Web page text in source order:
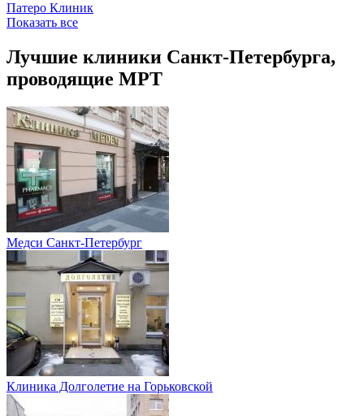
Патеро Клиник
Показать все
Лучшие клиники Санкт-Петербурга,
проводящие МРТ
Медси Санкт-Петербург
Клиника Долголетие на Горьковской